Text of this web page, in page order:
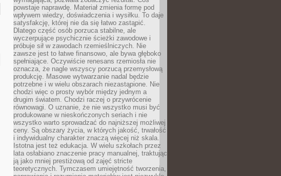
powstaje naprawdę. Materiał zmienia formę pod
wpływem wiedzy, doświadczenia i wysiłku. To daje
satysfakcję, której nie da się łatwo zastąpić.
Dlatego część osób porzuca stabilne, ale
wyczerpujące psychicznie ścieżki zawodowe i
próbuje sił w zawodach rzemieślniczych. Nie
zawsze jest to łatwe finansowo, ale bywa głęboko
spełniające. Oczywiście renesans rzemiosła nie
oznacza, że nagle wszyscy porzucą przemysłową
produkcję. Masowe wytwarzanie nadal będzie
potrzebne i w wielu obszarach niezastąpione. Nie
chodzi więc o prosty wybór między jednym a
drugim światem. Chodzi raczej o przywrócenie
równowagi. O uznanie, że nie wszystko musi być
produkowane w nieskończonych seriach i nie
wszystko warto sprowadzać do najniższej możliwej
ceny. Są obszary życia, w których jakość, trwałość
i indywidualny charakter znaczą więcej niż skala.
Istotna jest też edukacja. W wielu szkołach przez
lata osłabiano znaczenie pracy manualnej, traktując
ją jako mniej prestiżową od zajęć stricte
teoretycznych. Tymczasem umiejętność tworzenia,